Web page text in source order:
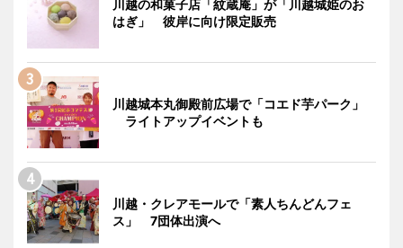
川越の和菓子店「紋蔵庵」が「川越城姫のお
はぎ」 彼岸に向け限定販売
川越城本丸御殿前広場で「コエド芋パーク」
ライトアップイベントも
川越・クレアモールで「素人ちんどんフェ
ス」 7団体出演へ